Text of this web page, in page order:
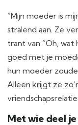
“Mijn moeder is
stralend aan. Ze
trant van “Oh, wat
goed met je
hun moeder
Alleen krijgt ze
Met wie deel je